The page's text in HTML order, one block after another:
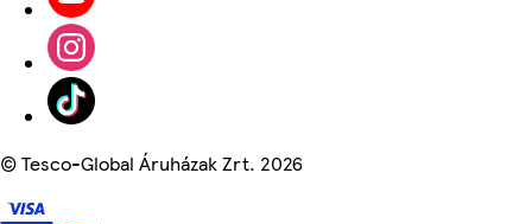
©Tesco-Global Áruházak Zrt. 2026